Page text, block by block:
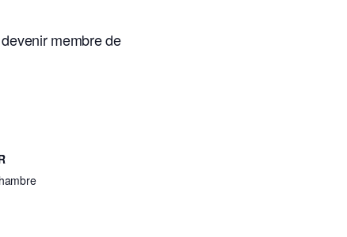
membre de